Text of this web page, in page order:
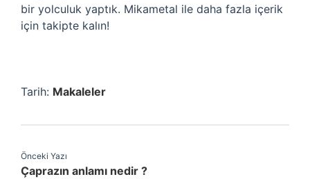
bir yolculuk yaptık. Mikametal ile daha fazla içerik
için takipte kalın!
Tarih: Makaleler
Önceki Yazı
Çaprazın anlamı nedir ?